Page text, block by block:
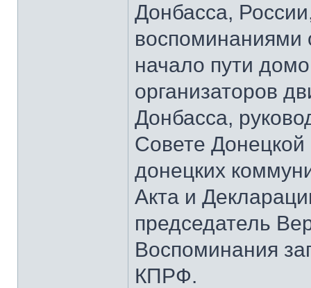
Донбасса,
воспоминаниями
начало пути
организаторов
Донбасса,
Совете
донецких
Акта и
председатель
Воспоминания
КПРФ.